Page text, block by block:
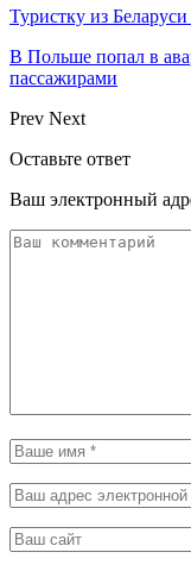
Туристку из
В Польше попал в
пассажирами
Prev Next
Оставьте ответ
Ваш электронный